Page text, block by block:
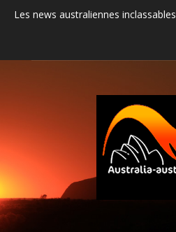
Les news australiennes inclassables